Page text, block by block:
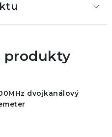
produkty
dvojkanálový